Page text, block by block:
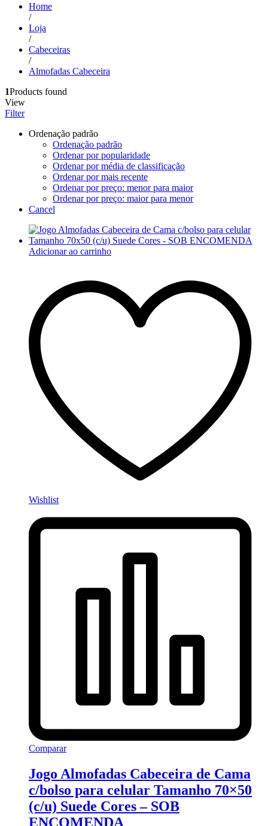
Home
/
Loja
/
Cabeceiras
/
Almofadas Cabeceira
1Products found
View
Filter
Ordenação padrão
Ordenação padrão
Ordenar por popularidade
Ordenar por média de classificação
Ordenar por mais recente
Ordenar por preço: menor para maior
Ordenar por preço: maior para menor
Cancel
Adicionar ao carrinho
Wishlist
Comparar
Jogo Almofadas Cabeceira de Cama
c/bolso para celular Tamanho 70×50
(c/u) Suede Cores – SOB
ENCOMENDA